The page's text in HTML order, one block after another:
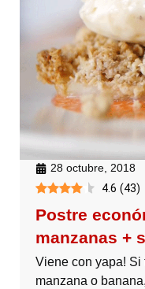
28 octubre, 2018
4.6 (43)
Postre
manzanas +
Viene con yapa! Si
manzana o